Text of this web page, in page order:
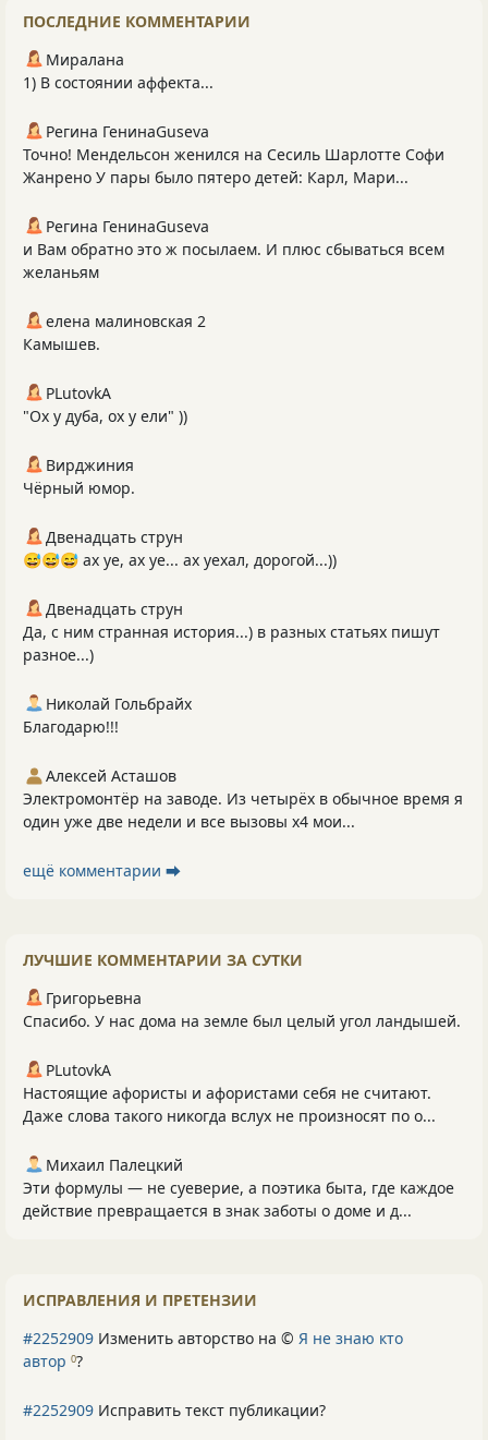
ПОСЛЕДНИЕ КОММЕНТАРИИ
Миралана
1) В состоянии аффекта...
Регина ГенинаGuseva
Точно! Мендельсон женился на Сесиль Шарлотте Софи
Жанрено У пары было пятеро детей: Карл, Мари...
Регина ГенинаGuseva
и Вам обратно это ж посылаем. И плюс сбываться всем
желаньям
елена малиновская 2
Камышев.
PLutоvkА
"Ох у дуба, ох у ели" ))
Вирджиния
Чёрный юмор.
Двенадцать струн
😅😅😅 ах уе, ах уе... ах уехал, дорогой...))
Двенадцать струн
Да, с ним странная история...) в разных статьях пишут
разное...)
Николай Гольбрайх
Благодарю!!!
Алексей Асташов
Электромонтёр на заводе. Из четырёх в обычное время я
один уже две недели и все вызовы х4 мои...
ещё комментарии ⮕
ЛУЧШИЕ КОММЕНТАРИИ ЗА СУТКИ
Григорьевна
Спасибо. У нас дома на земле был целый угол ландышей.
PLutоvkА
Настоящие афористы и афористами себя не считают.
Даже слова такого никогда вслух не произносят по о...
Михаил Палецкий
Эти формулы — не суеверие, а поэтика быта, где каждое
действие превращается в знак заботы о доме и д...
ИСПРАВЛЕНИЯ И ПРЕТЕНЗИИ
#2252909 Изменить авторство на © Я не знаю кто
автор 0?
#2252909 Исправить текст публикации?